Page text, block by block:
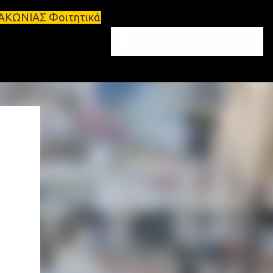
σπίτια προς ενοικίαση στη Σπάρτη